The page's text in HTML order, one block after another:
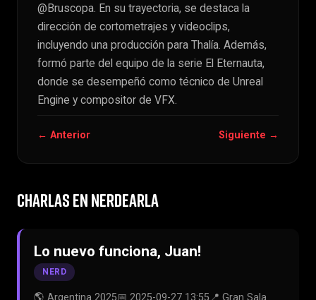
@Bruscopa. En su trayectoria, se destaca la
dirección de cortometrajes y videoclips,
incluyendo una producción para Thalía. Además,
formó parte del equipo de la serie El Eternauta,
donde se desempeñó como técnico de Unreal
Engine y compositor de VFX.
← Anterior Siguiente →
CHARLAS EN NERDEARLA
Lo nuevo funciona, Juan!
NERD
🌎 Argentina 2025📅 2025-09-27 13:55📍 Gran Sala